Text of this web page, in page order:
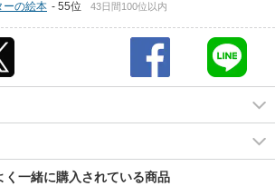
ーの絵本 - 55位 43日間100位以内
く一緒に購入されている商品